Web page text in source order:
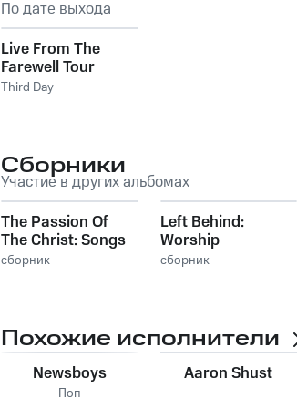
По дате выхода
Live From The
Farewell Tour
Third Day
Сборники
Участие в других альбомах
The Passion Of
The Christ: Songs
сборник
Left Behind:
Worship
сборник
Похожие исполнители
Newsboys
Поп
Aaron Shust